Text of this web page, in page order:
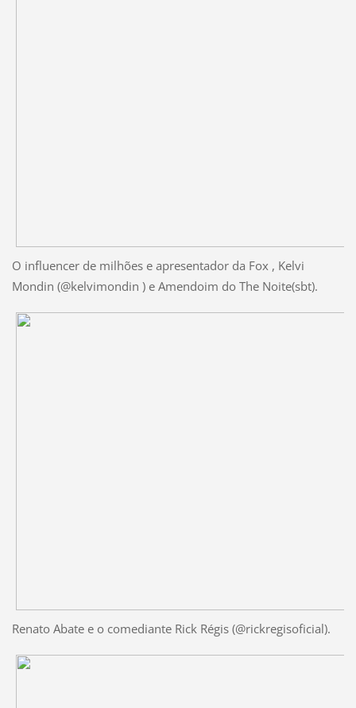
O influencer de milhões e apresentador da Fox , Kelvi
Mondin (@kelvimondin ) e Amendoim do The Noite(sbt).
Renato Abate e o comediante Rick Régis (@rickregisoficial).